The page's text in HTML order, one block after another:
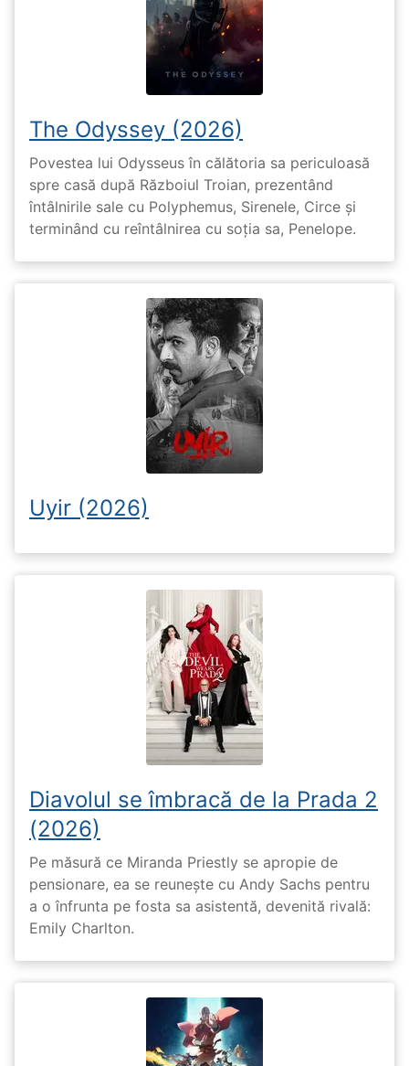
The Odyssey (2026)
Povestea lui Odysseus în călătoria sa periculoasă
spre casă după Războiul Troian, prezentând
întâlnirile sale cu Polyphemus, Sirenele, Circe și
terminând cu reîntâlnirea cu soția sa, Penelope.
Uyir (2026)
Diavolul se îmbracă de la Prada 2
(2026)
Pe măsură ce Miranda Priestly se apropie de
pensionare, ea se reunește cu Andy Sachs pentru
a o înfrunta pe fosta sa asistentă, devenită rivală:
Emily Charlton.